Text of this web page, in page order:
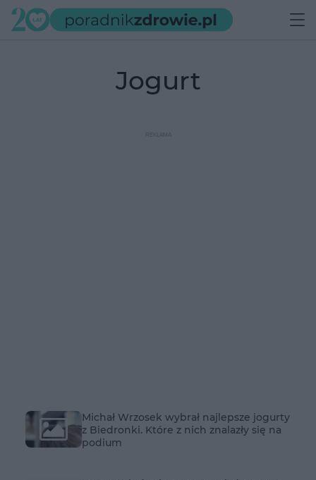
jogurt
Michał Wrzosek wybrał najlepsze jogurty
z Biedronki. Które z nich znalazły się na
podium